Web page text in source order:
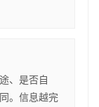
、是否自
。信息越完